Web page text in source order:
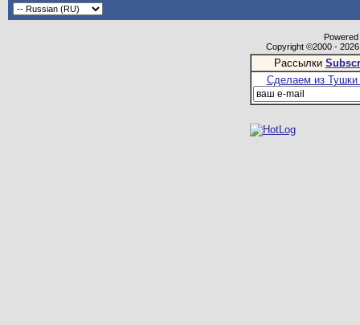
Copyright ©2000 -
Рассылки
Сделаем из Тушки